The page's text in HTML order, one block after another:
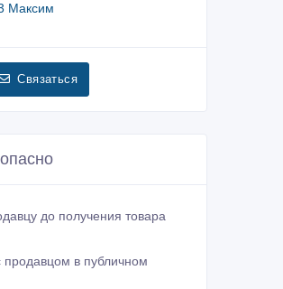
Максим
Связаться
до получения товара
продавцом в публичном